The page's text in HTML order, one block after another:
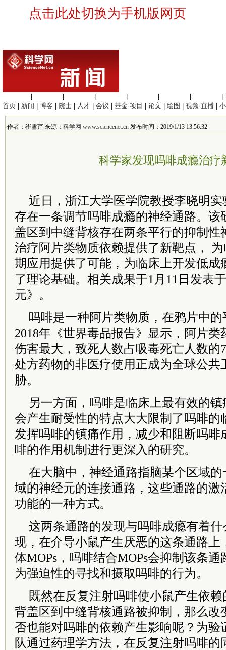
点击此处切换为手机版网页
首页
新闻 博客 院士 人才 会议 基金·项目 论文 绘图 视频·直播
作者：崔雪芹 来源： 科学网 www.sciencenet.cn 发布时间：2019/1/13 13:56:32
科学家发现吗啡成瘾治疗
近日，浙江大学医学院教授李晓明
存在一条调节吗啡成瘾的神经通路。该
盖区到中缝背核存在两条平行的抑制性
治疗阿片类物质依赖提供了新靶点，
期应用提供了可能，为临床上开发低成
了理论基础。相关成果于1月11日发表
元》。
吗啡是一种阿片类物质，在鸦片中
2018年《世界毒品报告》显示，阿片
伤害最大，致死人数占吸毒死亡人数的
处方药物的非医疗使用正成为全球公共
胁。
另一方面，吗啡是临床上最有效的
会产生耐受性的特点大大限制了吗啡的
发挥吗啡的镇痛作用，减少和阻断吗啡
啡的作用机制进行更深入的研究。
在大脑中，神经通路指脑某个区域
域的神经元的连接通路，这些通路的激
功能的一种方式。
这两条通路的发现与吗啡成瘾有着
现，在介导小鼠产生厌恶的这条通路上
体MOPs，吗啡结合MOPs会抑制该条
为强迫性的寻找和摄取吗啡的行为。
既然在反复注射吗啡使小鼠产生依
背盖区到中缝背核通路被抑制，那么改
否也能对吗啡的依赖产生影响呢？为验
队通过药理学方法，在反复注射吗啡的